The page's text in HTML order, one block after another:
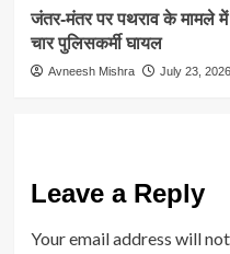
जंतर-मंतर पर पथराव के मामले
चार पुलिसकर्मी घायल
Avneesh Mishra July 23, 2026
Leave a Reply
Your email address will